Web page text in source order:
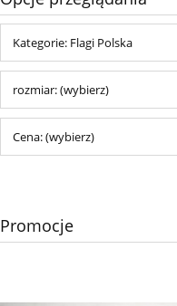
Kategorie: Flagi Polska
rozmiar: (wybierz)
Cena: (wybierz)
Promocje